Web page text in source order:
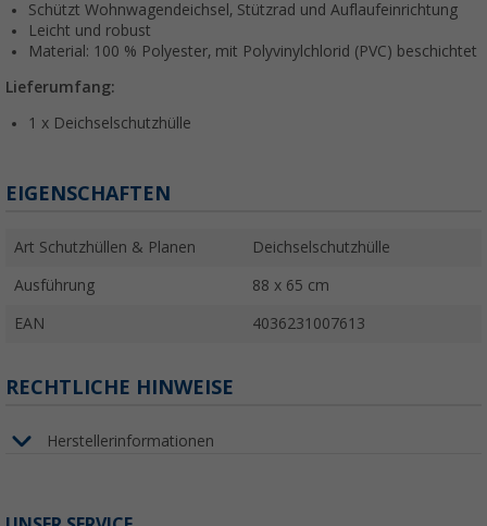
Schützt Wohnwagendeichsel, Stützrad und Auflaufeinrichtung
Leicht und robust
Material: 100 % Polyester, mit Polyvinylchlorid (PVC) beschichtet
Lieferumfang:
1 x Deichselschutzhülle
EIGENSCHAFTEN
Art Schutzhüllen & Planen Deichselschutzhülle
Ausführung 88 x 65 cm
EAN 4036231007613
RECHTLICHE HINWEISE
Herstellerinformationen